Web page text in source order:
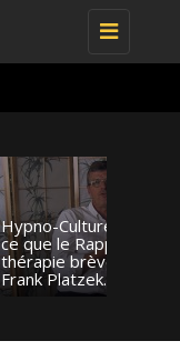
Toggle
Hypno-Culture //
ce que le Rapport en
thérapie brève ? par
Frank Platzek.